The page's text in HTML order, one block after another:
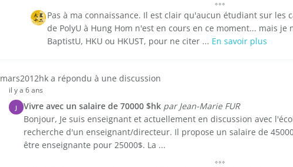
Pas à ma connaissance. Il est clair qu'aucun étudiant sur les
de PolyU à Hung Hom n'est en cours en ce moment... mais je
BaptistU, HKU ou HKUST, pour ne citer ... En savoir plus
mars2012hk a répondu à une discussion
il y a 6 ans
J Vivre avec un salaire de 70000 $hk par Jean-Marie FUR
Bonjour, Je suis enseignant et actuellement en discussion avec
recherche d'un enseignant/directeur. Il propose un salaire de
être enseignante pour 25000$. La ...